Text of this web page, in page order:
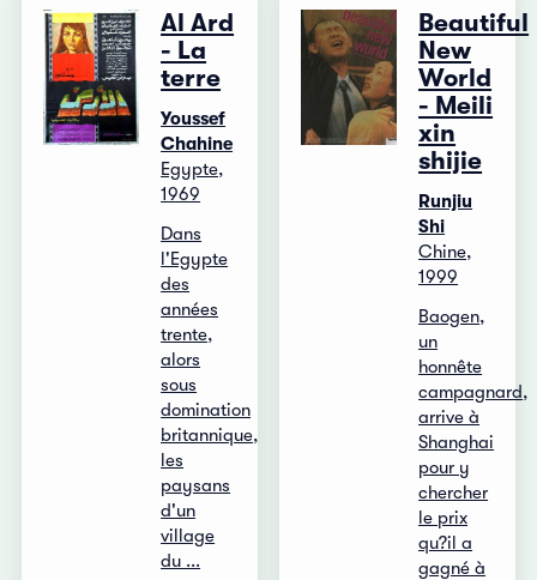
Al Ard
- La
terre
Youssef
Chahine
Egypte,
1969
Dans
l'Egypte
des
années
trente,
alors
sous
domination
britannique,
les
paysans
d'un
village
du ...
Beautiful
New
World
- Meili
xin
shijie
Runjiu
Shi
Chine,
1999
Baogen,
un
honnête
campagnard,
arrive à
Shanghai
pour y
chercher
le prix
qu?il a
gagné à